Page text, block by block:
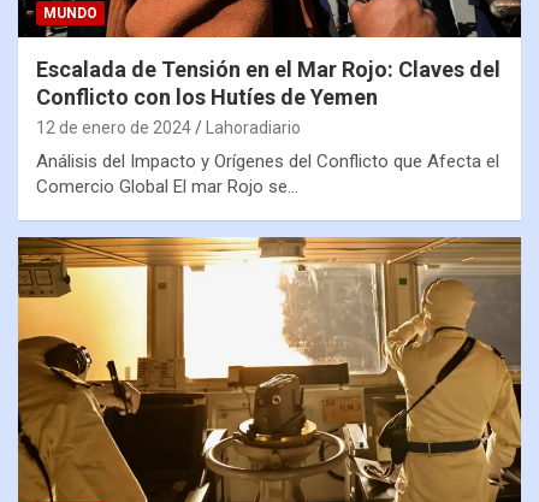
MUNDO
Escalada de Tensión en el Mar Rojo: Claves del
Conflicto con los Hutíes de Yemen
12 de enero de 2024 Lahoradiario
Análisis del Impacto y Orígenes del Conflicto que Afecta el
Comercio Global El mar Rojo se…